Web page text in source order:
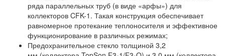
ряда параллельных труб (в виде «арфы») для
коллекторов CFK-1. Такая конструкция обеспечивает
равномерное протекание теплоносителя и эффективное
функционирование в различных режимах;
Предохранительное стекло толщиной 3,2